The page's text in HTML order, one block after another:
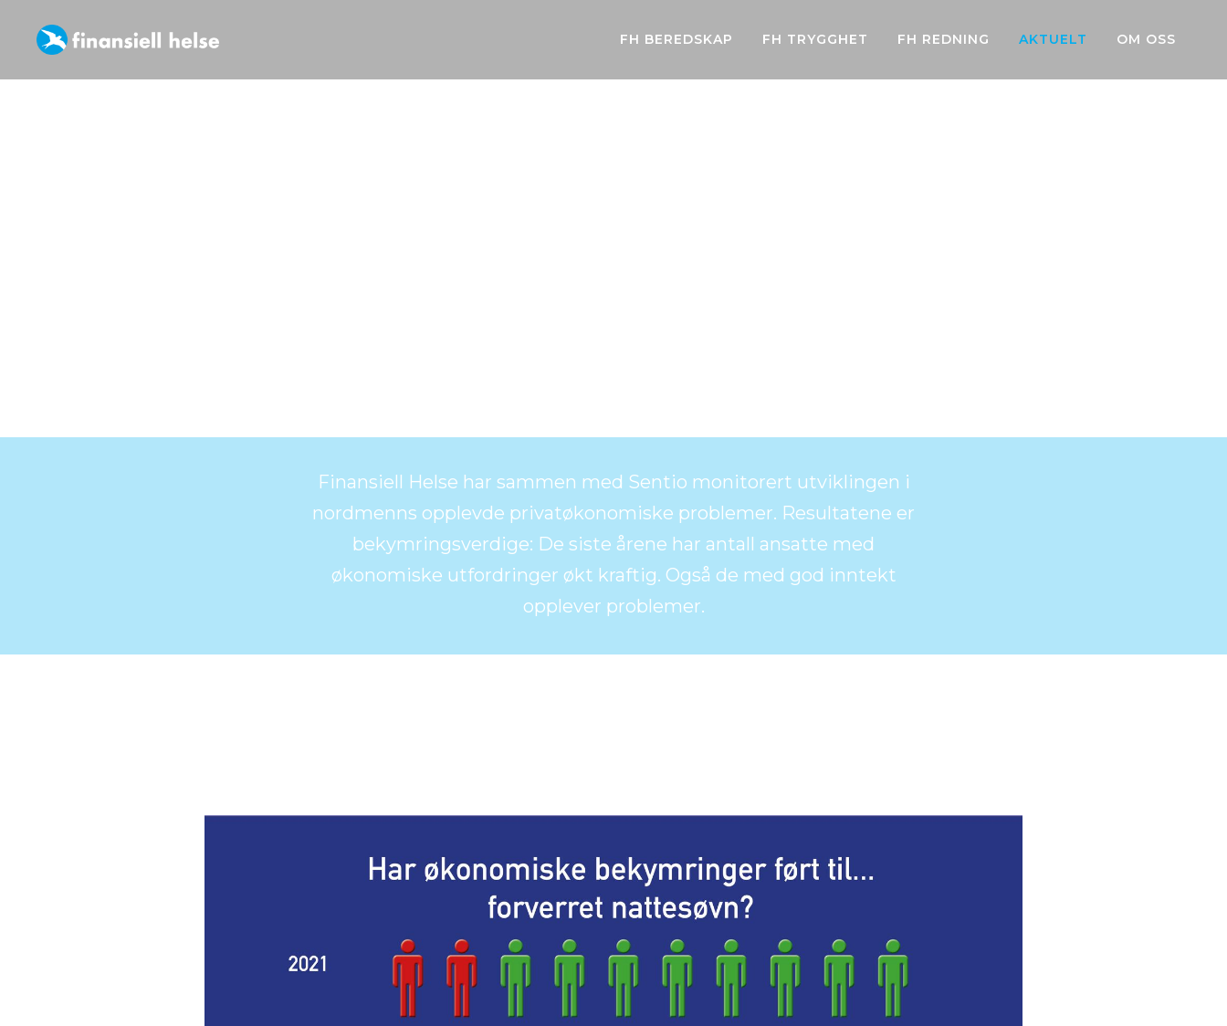
FH BEREDSKAP FH TRYGGHET FH REDNING AKTUELT OM OSS
Finansiell Helse har sammen med Sentio monitorert utviklingen i
nordmenns opplevde privatøkonomiske problemer. Resultatene er
bekymringsverdige: De siste årene har antall ansatte med
økonomiske utfordringer økt kraftig. Også de med god inntekt
opplever problemer.